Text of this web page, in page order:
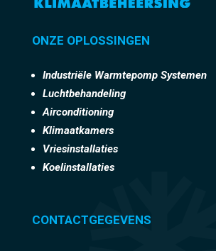
ONZE OPLOSSINGEN
Industriële Warmtepomp Systemen
Luchtbehandeling
Airconditioning
Klimaatkamers
Vriesinstallaties
Koelinstallaties
CONTACTGEGEVENS